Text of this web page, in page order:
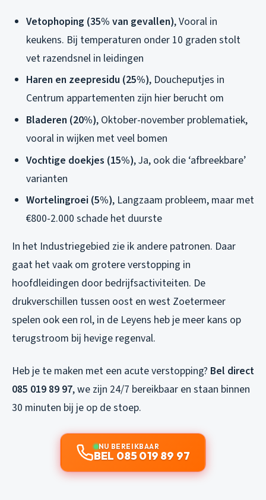
Vetophoping (35% van gevallen), Vooral in
keukens. Bij temperaturen onder 10 graden stolt
vet razendsnel in leidingen
Haren en zeepresidu (25%), Doucheputjes in
Centrum appartementen zijn hier berucht om
Bladeren (20%), Oktober-november problematiek,
vooral in wijken met veel bomen
Vochtige doekjes (15%), Ja, ook die ‘afbreekbare’
varianten
Wortelingroei (5%), Langzaam probleem, maar met
€800-2.000 schade het duurste
In het Industriegebied zie ik andere patronen. Daar
gaat het vaak om grotere verstopping in
hoofdleidingen door bedrijfsactiviteiten. De
drukverschillen tussen oost en west Zoetermeer
spelen ook een rol, in de Leyens heb je meer kans op
terugstroom bij hevige regenval.
Heb je te maken met een acute verstopping? Bel direct
085 019 89 97, we zijn 24/7 bereikbaar en staan binnen
30 minuten bij je op de stoep.
NU BEREIKBAAR
BEL 085 019 89 97